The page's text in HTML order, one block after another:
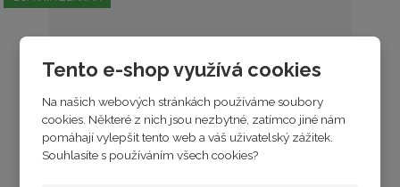
Tento e-shop využívá cookies
Na našich webových stránkách používáme soubory
cookies. Některé z nich jsou nezbytné, zatímco jiné nám
pomáhají vylepšit tento web a váš uživatelský zážitek.
Souhlasíte s používáním všech cookies?